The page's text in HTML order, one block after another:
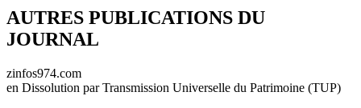
AUTRES PUBLICATIONS DU
JOURNAL
zinfos974.com
en Dissolution par Transmission Universelle du Patrimoine (TUP)